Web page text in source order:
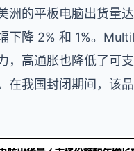
洲的平板电脑出货量
下降 2% 和 1%。
，高通胀也降低了可
在我国封闭期间，该